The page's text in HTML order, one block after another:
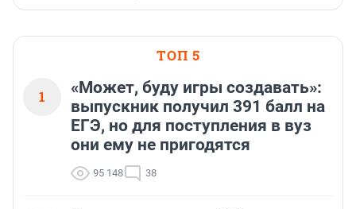
ТОП 5
1
«Может, буду игры создавать»:
выпускник получил 391 балл на
ЕГЭ, но для поступления в вуз
они ему не пригодятся
95 148 38